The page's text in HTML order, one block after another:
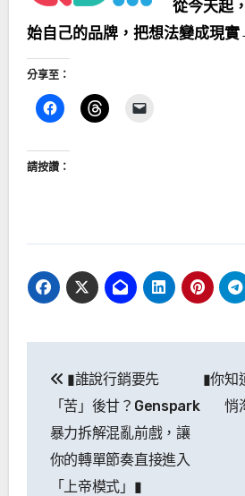
從今天起
始自己的品牌，把想法變成現
分享至：
請按讚：
導
覽
▮誰說行銷要先
「苦」後甘？Genspark
暴力拆解混亂前戲，讓
你的轉單節奏直接進入
「上帝模式」▮
▮你知
悄